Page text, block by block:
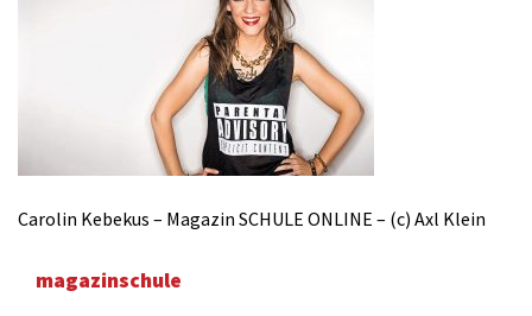
Carolin Kebekus – Magazin SCHULE ONLINE – (c) Axl Klein
magazinschule